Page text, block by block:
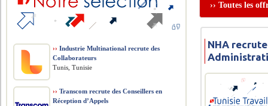
›› Toutes les
NHA
›› Industrie Multinational recrute des
Collaborateurs
Tunis, Tunisie
›› Transcom recrute des Conseillers en
Réception d’Appels